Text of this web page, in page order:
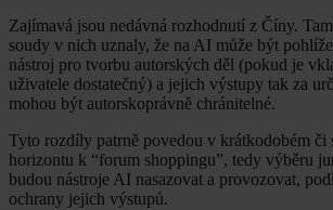
Zajímavá jsou nedávná rozhodnutí z Číny.
soudy v nich uznaly, že na AI může být
nástroj pro tvorbu autorských děl (pokud je
uživatele dostatečný) a jejich výstupy tak za
mohou být autorskoprávně chránitelné.
Tyto rozdíly patrně povedou v krátkodobém či
horizontu k “forum shoppingu”, tedy výběru
budou nástroje AI nasazovat a provozovat,
ochrany jejich výstupů.